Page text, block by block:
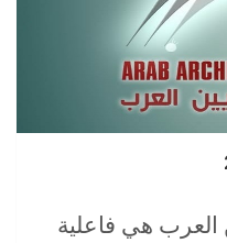
العرب هي فاعلية